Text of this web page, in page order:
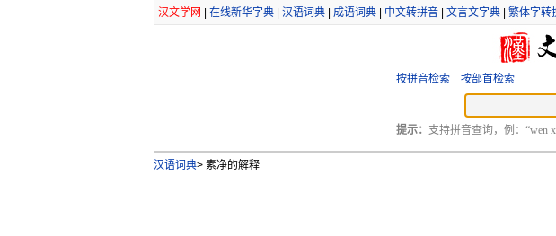
汉文学网 在线新华字典| 汉语词典| 成语词典| 中文转拼音| 文言文字典| 繁体字转
按拼音检索 按部首检索
提示： 支持拼音查询，例：“wen
汉语词典>素净的解释